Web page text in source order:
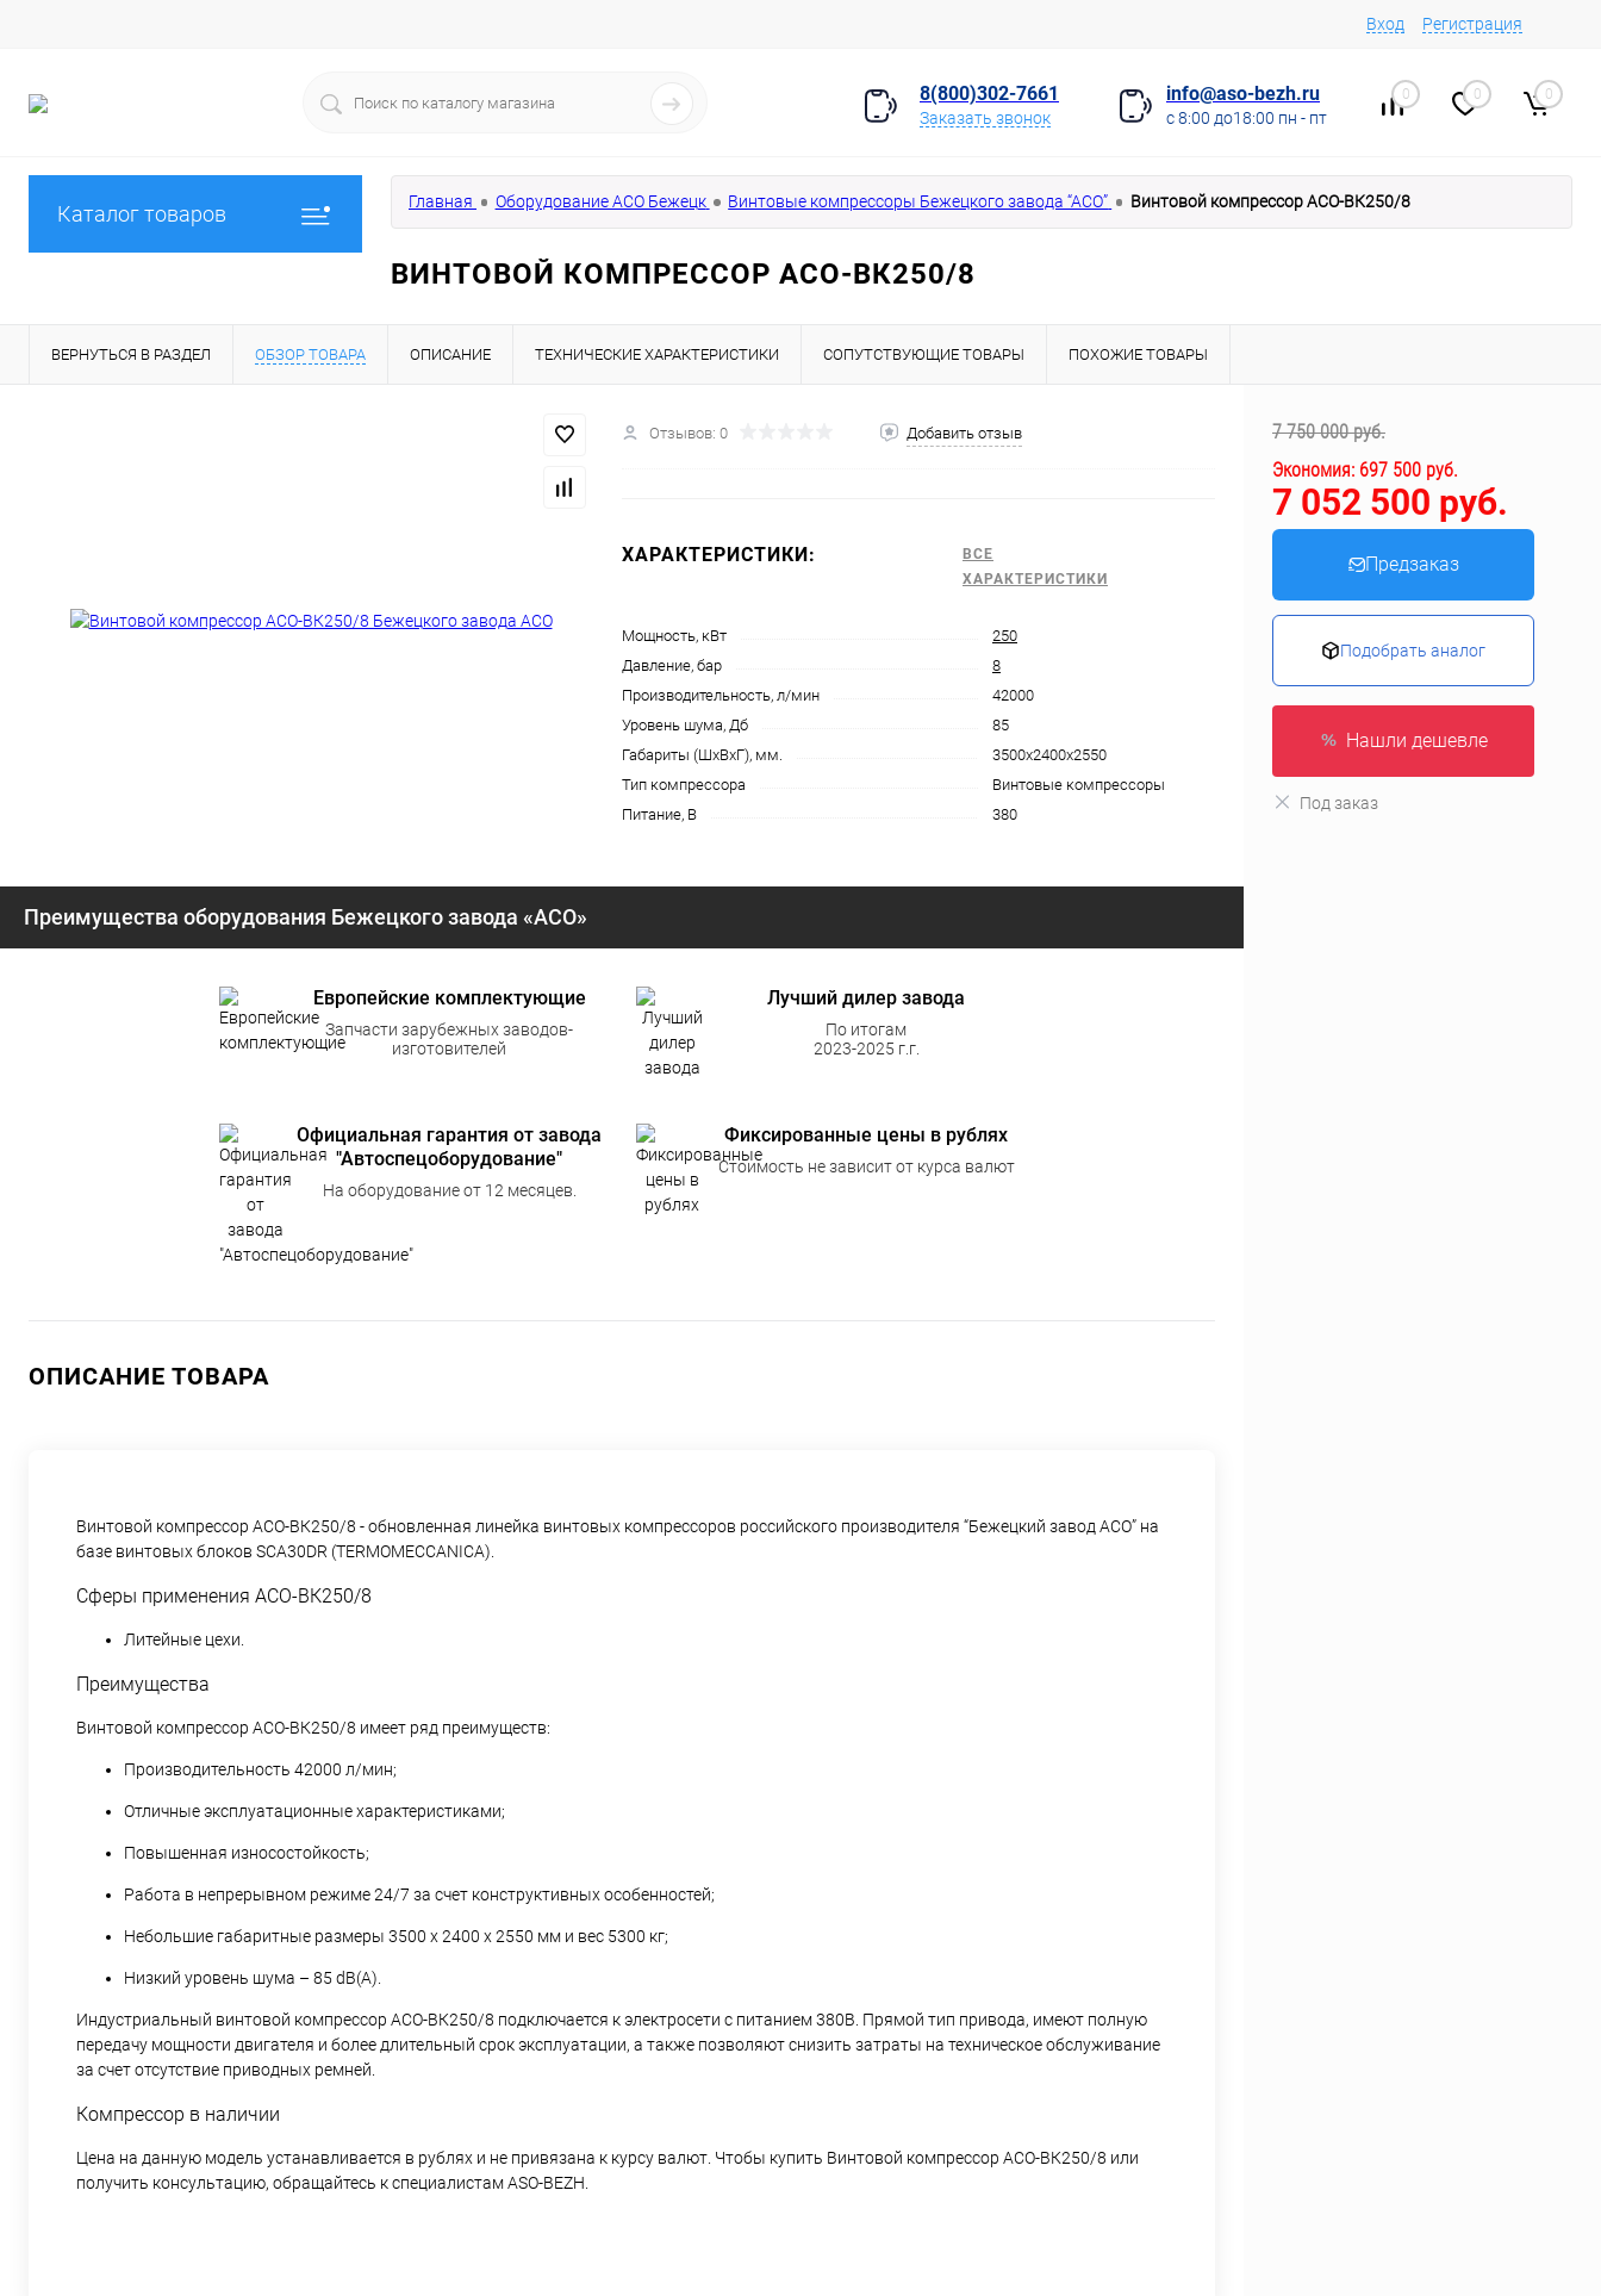
Вход Регистрация
8(800)302-7661
Заказать звонок
info@aso-bezh.ru
с 8:00 до18:00 пн - пт
0 0 0
Каталог товаров Главная Оборудование АСО Бежецк Винтовые компрессоры Бежецкого завода “АСО” Винтовой компрессор АСО-ВК250/8
ВИНТОВОЙ КОМПРЕССОР АСО-ВК250/8
ВЕРНУТЬСЯ В РАЗДЕЛ ОБЗОР ТОВАРА ОПИСАНИЕ ТЕХНИЧЕСКИЕ ХАРАКТЕРИСТИКИ СОПУТСТВУЮЩИЕ ТОВАРЫ ПОХОЖИЕ ТОВАРЫ
Отзывов: 0 Добавить отзыв
ХАРАКТЕРИСТИКИ:
ВСЕ
ХАРАКТЕРИСТИКИ
Мощность, кВт
250
Давление, бар
8
Производительность, л/мин
42000
Уровень шума, Дб
85
Габариты (ШхВхГ), мм.
3500х2400х2550
Тип компрессора
Винтовые компрессоры
Питание, В
380
Преимущества оборудования Бежецкого завода «АСО»
Европейские комплектующие
Запчасти зарубежных заводов-
изготовителей
Лучший дилер завода
По итогам
2023-2025 г.г.
Официальная гарантия от завода
"Автоспецоборудование"
На оборудование от 12 месяцев.
Фиксированные цены в рублях
Стоимость не зависит от курса валют
ОПИСАНИЕ ТОВАРА
Винтовой компрессор АСО-ВК250/8 - обновленная линейка винтовых компрессоров российского производителя “Бежецкий завод АСО” на
базе винтовых блоков SCA30DR (TERMOMECCANICA).
Сферы применения АСО-ВК250/8
Литейные цехи.
Преимущества
Винтовой компрессор АСО-ВК250/8 имеет ряд преимуществ:
Производительность 42000 л/мин;
Отличные эксплуатационные характеристиками;
Повышенная износостойкость;
Работа в непрерывном режиме 24/7 за счет конструктивных особенностей;
Небольшие габаритные размеры 3500 х 2400 х 2550 мм и вес 5300 кг;
Низкий уровень шума – 85 dB(A).
Индустриальный винтовой компрессор АСО-ВК250/8 подключается к электросети с питанием 380В. Прямой тип привода, имеют полную
передачу мощности двигателя и более длительный срок эксплуатации, а также позволяют снизить затраты на техническое обслуживание
за счет отсутствие приводных ремней.
Компрессор в наличии
Цена на данную модель устанавливается в рублях и не привязана к курсу валют. Чтобы купить Винтовой компрессор АСО-ВК250/8 или
получить консультацию, обращайтесь к специалистам ASO-BEZH.
7 750 000 руб.
Экономия: 697 500 руб.
7 052 500 руб.
Предзаказ
Подобрать аналог
Нашли дешевле
Под заказ